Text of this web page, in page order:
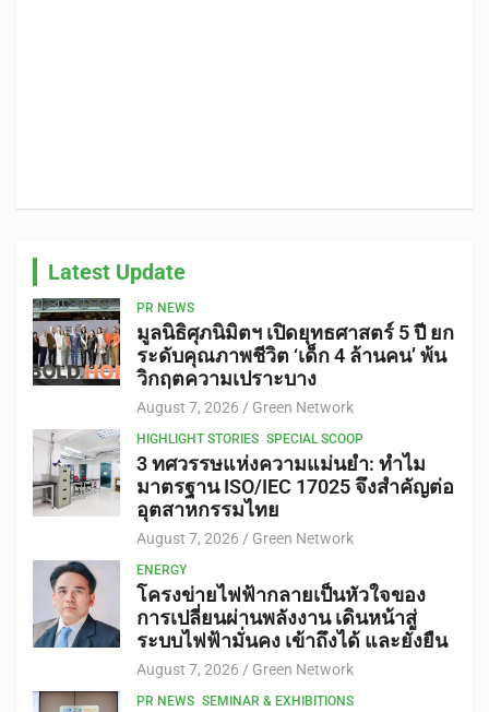
Latest Update
PR NEWS
มูลนิธิศุภนิมิตฯ เปิดยุทธศาสตร์ 5 ปี ยก
ระดับคุณภาพชีวิต ‘เด็ก 4 ล้านคน’ พ้น
วิกฤตความเปราะบาง
August 7, 2026 Green Network
HIGHLIGHT STORIES SPECIAL SCOOP
3 ทศวรรษแห่งความแม่นยำ: ทำไม
มาตรฐาน ISO/IEC 17025 จึงสำคัญต่อ
อุตสาหกรรมไทย
August 7, 2026 Green Network
ENERGY
โครงข่ายไฟฟ้ากลายเป็นหัวใจของ
การเปลี่ยนผ่านพลังงาน เดินหน้าสู่
ระบบไฟฟ้ามั่นคง เข้าถึงได้ และยั่งยืน
August 7, 2026 Green Network
PR NEWS SEMINAR & EXHIBITIONS